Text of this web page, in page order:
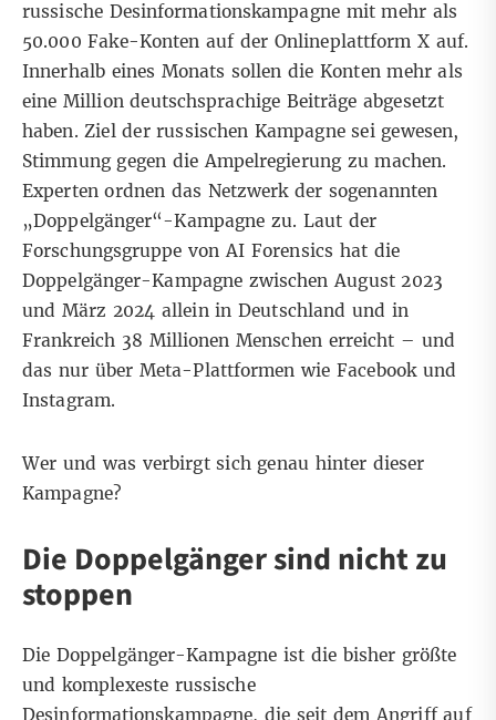
russische Desinformationskampagne mitmehr als
50.000 Fake-Konten auf der Onlineplattform X auf.
Innerhalb eines Monats sollen die Konten mehr als
eine Million deutschsprachige Beiträge abgesetzt
haben. Ziel der russischen Kampagne sei gewesen,
Stimmung gegen die Ampelregierung zu machen.
Experten ordnen das Netzwerk der sogenannten
„Doppelgänger“-Kampagne zu. Laut der
Forschungsgruppe vonAI Forensics hat die
Doppelgänger-Kampagne zwischen August 2023
und März 2024 allein in Deutschland und in
Frankreich 38 Millionen Menschen erreicht – und
das nur über Meta-Plattformen wie Facebook und
Instagram.
Wer und was verbirgt sich genau hinter dieser
Kampagne?
Die Doppelgänger sind nicht zu
stoppen
Die Doppelgänger-Kampagne ist die bisher größte
und komplexeste russische
Desinformationskampagne, die seit dem Angriff auf